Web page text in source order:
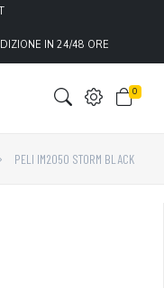
IN 24/48 ORE
0
PELI IM2050 STORM BLACK